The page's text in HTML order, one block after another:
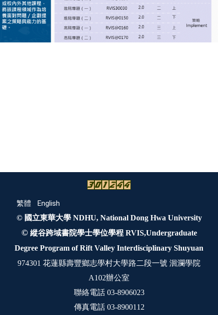
繁體 English
© 國立東華大學 NDHU, National Dong Hwa University
© 縱谷跨域書院學士學位學程 RVIS,Undergraduate
Degree Program of Rift Valley Interdisciplinary Shuyuan
974301 花蓮縣壽豐鄉志學村大學路二段一號 洄瀾學院
A102辦公室
聯絡電話 03-8906023
傳真電話 03-8900112